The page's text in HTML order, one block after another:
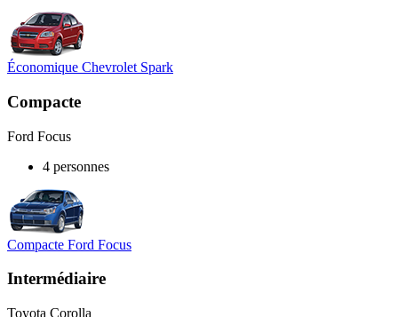
Économique Chevrolet Spark
Compacte
Ford Focus
4 personnes
Compacte Ford Focus
Intermédiaire
Toyota Corolla